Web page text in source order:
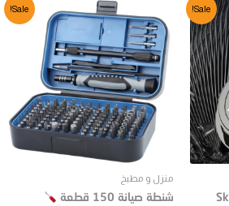
Sale!
Sale!
منزل و مطبخ
شنطة صيانة 150 قطعة